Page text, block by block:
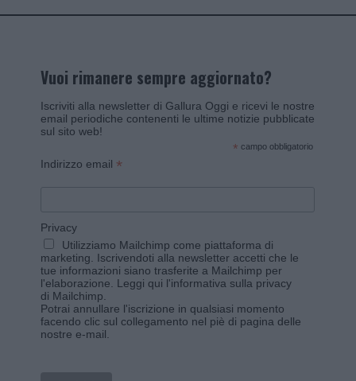
Vuoi rimanere sempre aggiornato?
Iscriviti alla newsletter di Gallura Oggi e ricevi le nostre
email periodiche contenenti le ultime notizie pubblicate
sul sito web!
* campo obbligatorio
Indirizzo email *
Privacy
Utilizziamo Mailchimp come piattaforma di
marketing. Iscrivendoti alla newsletter accetti che le
tue informazioni siano trasferite a Mailchimp per
l'elaborazione. Leggi qui l'informativa sulla privacy
di Mailchimp
Potrai annullare l'iscrizione in qualsiasi momento
facendo clic sul collegamento nel piè di pagina delle
nostre e-mail.